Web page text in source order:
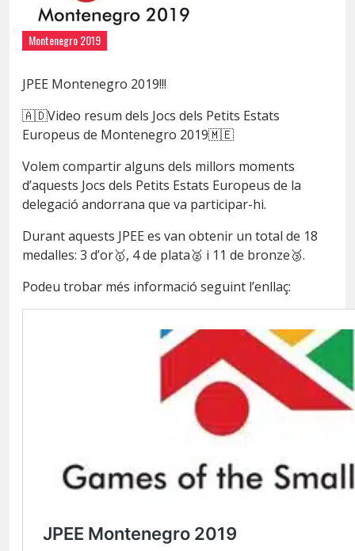
Montenegro 2019
JPEE Montenegro 2019!!!
🇦🇩️Video resum dels Jocs dels Petits Estats
Europeus de Montenegro 2019🇲🇪
Volem compartir alguns dels millors moments
d’aquests Jocs dels Petits Estats Europeus de la
delegació andorrana que va participar-hi.
Durant aquests JPEE es van obtenir un total de 18
medalles: 3 d’or🥇, 4 de plata🥈 i 11 de bronze🥉.
Podeu trobar més informació seguint l’enllaç: